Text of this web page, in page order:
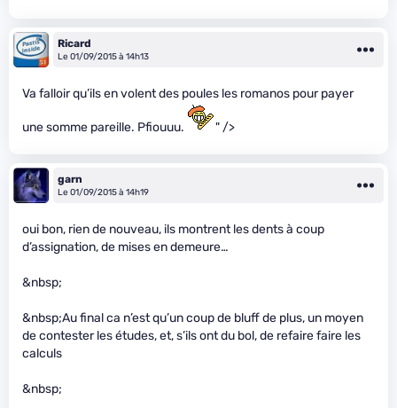
Ricard
Le 01/09/2015 à 14h13
Va falloir qu’ils en volent des poules les romanos pour payer
une somme pareille. Pfiouuu. " />
garn
Le 01/09/2015 à 14h19
oui bon, rien de nouveau, ils montrent les dents à coup
d’assignation, de mises en demeure…
&nbsp;
&nbsp;Au final ca n’est qu’un coup de bluff de plus, un moyen
de contester les études, et, s’ils ont du bol, de refaire faire les
calculs
&nbsp;